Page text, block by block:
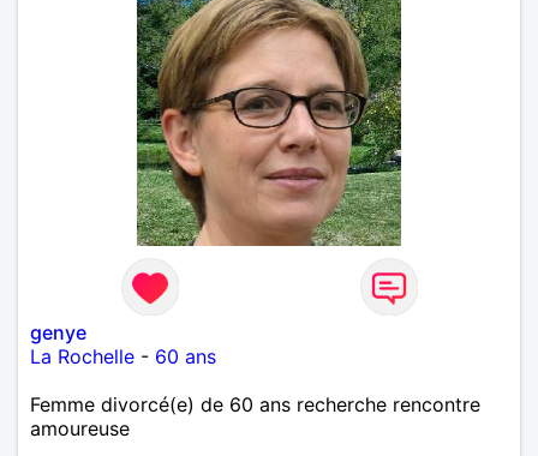
genye
La Rochelle - 60 ans
Femme divorcé(e) de 60 ans recherche rencontre
amoureuse